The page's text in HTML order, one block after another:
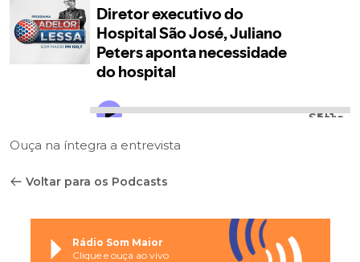
Ouça na íntegra a entrevista
Voltar para os Podcasts
Rádio Som Maior
Clique e ouça ao vivo